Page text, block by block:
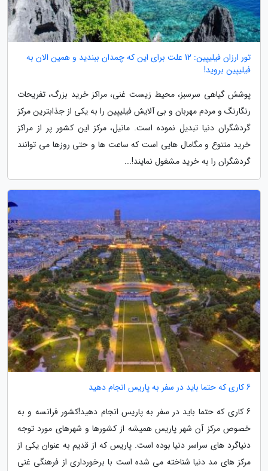
تور ارزان فیلیپین: 12 علت برای این که چمدان ببندید و همین الان به
فیلیپین بروید!
پوشش گیاهی سرسبز، محیط زیست غنی، مراکز خرید بزرگ، تفریحات
رنگارنگ و مردم مهربان و بی آلایش فیلیپین را به یکی از جذابترین مرکز
گردشگران دنیا تبدیل نموده است. مانیل، مرکز این کشور پر از مراکز
خرید متنوع و مگامال هایی است که ساعت ها و حتی روزها می توانند
گردشگران را به خرید مشغول نمایند!...
6 کاری که حتما باید در سفر به پاریس انجام دهید
6 کاری که حتما باید در سفر به پاریس انجام دهید!کشور فرانسه و به
خصوص مرکز آن شهر پاریس همیشه از کشورها و شهرهای مورد توجه
دنیاگرد های سراسر دنیا بوده است. پاریس که از قدیم به عنوان یکی از
مرکز های مد دنیا شناخته می شده است با برخورداری از فرهنگی غنی